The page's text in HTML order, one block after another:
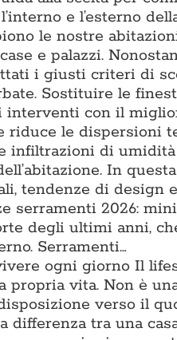
e l’esterno
le nostre
e palazzi.
i giusti criteri di
Sostituire le
interventi con il
le dispersioni
infiltrazioni di
In
tendenze di design
serramenti 2026:
degli ultimi anni,
Serramenti…
ogni giorno Il
vita. Non è
verso il
tra una